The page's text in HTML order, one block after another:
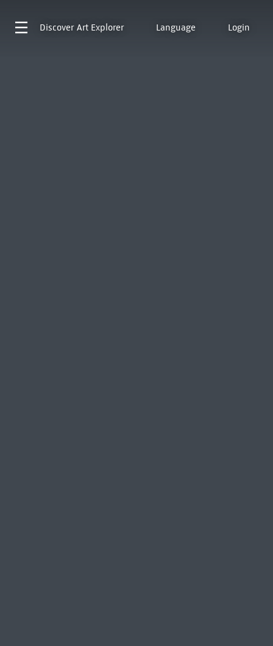
Discover Art Explorer Language Login